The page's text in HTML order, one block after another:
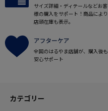
サイズ詳細・ディテールなどお客
様の購入をサポート！商品により
店頭在庫も表示。
アフターケア
全国のはるやま店舗が、購入後も
安心サポート
カテゴリー